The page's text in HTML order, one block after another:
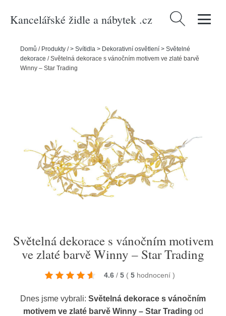
Kancelářské židle a nábytek .cz Vyhledávání
Domů / Produkty /> Svítidla > Dekorativní osvětlení > Světelné
dekorace /Světelná dekorace s vánočním motivem ve zlaté barvě
Winny – Star Trading
Světelná dekorace s vánočním motivem
ve zlaté barvě Winny – Star Trading
4.6 / 5 ( 5 hodnocení )
Dnes jsme vybrali: Světelná dekorace s vánočním
motivem ve zlaté barvě Winny – Star Trading od